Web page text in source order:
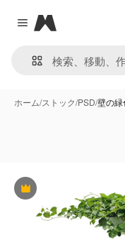
Close menu
Magnific
ホーム/ストック/PSD/壁の
Premium